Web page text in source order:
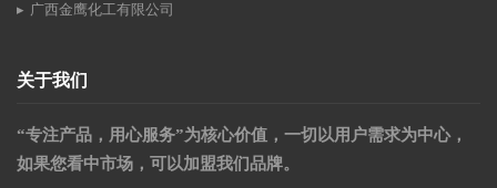
广西金鹰化工有限公司
关于我们
“专注产品，用心服务”为核心价值，一切以用户需求为中心，
如果您看中市场，可以加盟我们品牌。